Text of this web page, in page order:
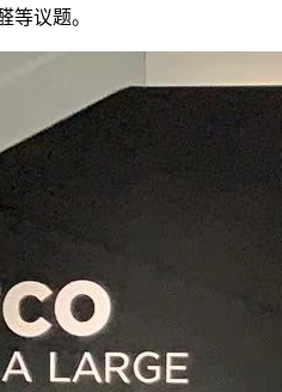
等议题。